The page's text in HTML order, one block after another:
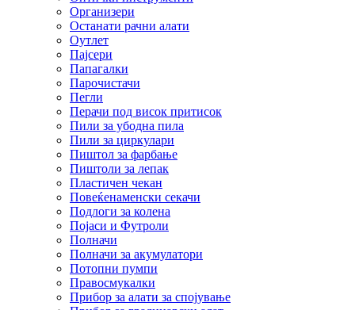
Организери
Останати рачни алати
Оутлет
Пајсери
Папагалки
Парочистачи
Пегли
Перачи под висок притисок
Пили за убодна пила
Пили за циркулари
Пиштол за фарбање
Пиштоли за лепак
Пластичен чекан
Повеќенаменски секачи
Подлоги за колена
Појаси и Футроли
Полначи
Полначи за акумулатори
Потопни пумпи
Правосмукалки
Прибор за алати за спојување